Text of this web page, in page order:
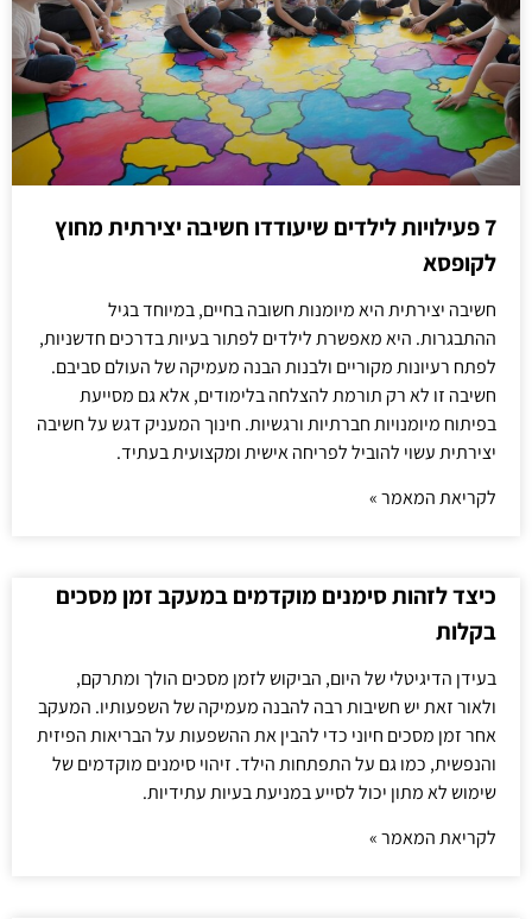
7 פעילויות לילדים שיעודדו חשיבה יצירתית מחוץ
לקופסא
חשיבה יצירתית היא מיומנות חשובה בחיים, במיוחד בגיל
ההתבגרות. היא מאפשרת לילדים לפתור בעיות בדרכים חדשניות,
לפתח רעיונות מקוריים ולבנות הבנה מעמיקה של העולם סביבם.
חשיבה זו לא רק תורמת להצלחה בלימודים, אלא גם מסייעת
בפיתוח מיומנויות חברתיות ורגשיות. חינוך המעניק דגש על חשיבה
יצירתית עשוי להוביל לפריחה אישית ומקצועית בעתיד.
לקריאת המאמר »
כיצד לזהות סימנים מוקדמים במעקב זמן מסכים
בקלות
בעידן הדיגיטלי של היום, הביקוש לזמן מסכים הולך ומתרקם,
ולאור זאת יש חשיבות רבה להבנה מעמיקה של השפעותיו. המעקב
אחר זמן מסכים חיוני כדי להבין את ההשפעות על הבריאות הפיזית
והנפשית, כמו גם על התפתחות הילד. זיהוי סימנים מוקדמים של
שימוש לא מתון יכול לסייע במניעת בעיות עתידיות.
לקריאת המאמר »